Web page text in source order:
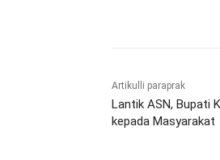
Artikulli paraprak
Lantik ASN, Bupati
kepada Masyarakat